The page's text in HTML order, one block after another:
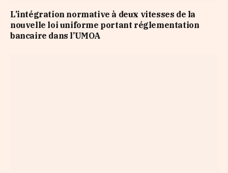
L’intégration normative à deux vitesses de la
nouvelle loi uniforme portant réglementation
bancaire dans l’UMOA